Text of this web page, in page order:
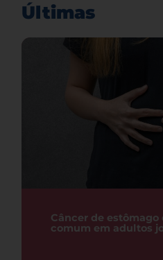
Últimas
Câncer de estômago
comum em adultos